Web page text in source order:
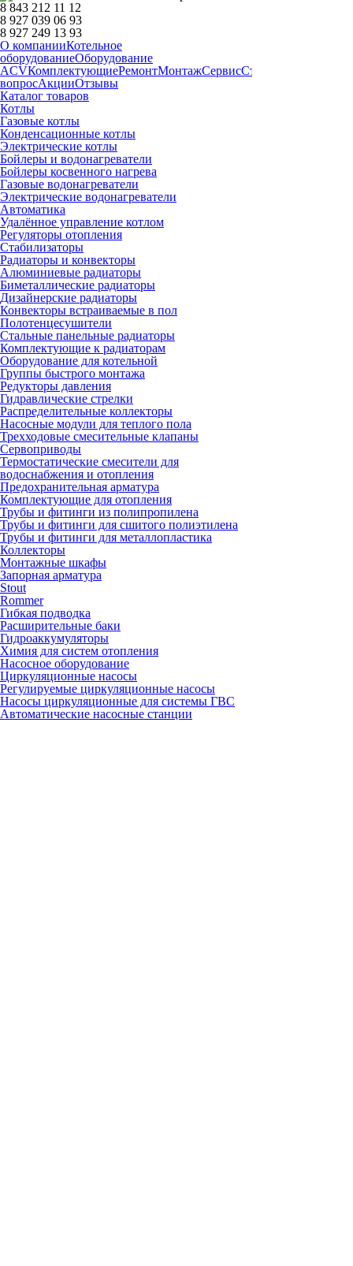
8 843 212 11 12
8 927 039 06 93
8 927 249 13 93
О компанииКотельное
оборудованиеОборудование
ACVКомплектующиеРемонтМонтажСервисСтатьи
вопросАкцииОтзывы
Каталог товаров
Котлы
Газовые котлы
Конденсационные котлы
Электрические котлы
Бойлеры и водонагреватели
Бойлеры косвенного нагрева
Газовые водонагреватели
Электрические водонагреватели
Автоматика
Удалённое управление котлом
Регуляторы отопления
Стабилизаторы
Радиаторы и конвекторы
Алюминиевые радиаторы
Биметаллические радиаторы
Дизайнерские радиаторы
Конвекторы встраиваемые в пол
Полотенцесушители
Стальные панельные радиаторы
Комплектующие к радиаторам
Оборудование для котельной
Группы быстрого монтажа
Редукторы давления
Гидравлические стрелки
Распределительные коллекторы
Насосные модули для теплого пола
Трехходовые смесительные клапаны
Сервоприводы
Термостатические смесители для
водоснабжения и отопления
Предохранительная арматура
Комплектующие для отопления
Трубы и фитинги из полипропилена
Трубы и фитинги для сшитого полиэтилена
Трубы и фитинги для металлопластика
Коллекторы
Монтажные шкафы
Запорная арматура
Stout
Rommer
Гибкая подводка
Расширительные баки
Гидроаккумуляторы
Химия для систем отопления
Насосное оборудование
Циркуляционные насосы
Регулируемые циркуляционные насосы
Насосы циркуляционные для системы ГВС
Автоматические насосные станции